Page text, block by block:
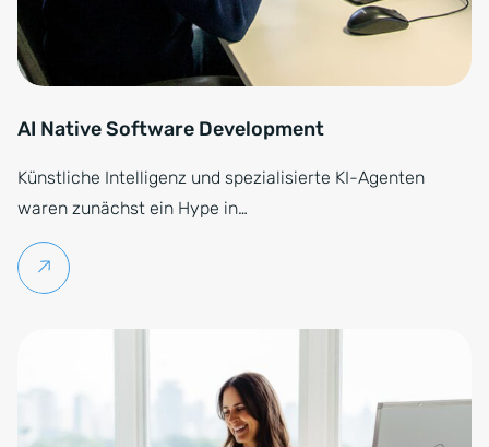
AI Native Software Development
Künstliche Intelligenz und spezialisierte KI-Agenten
waren zunächst ein Hype in…
Weiterlesen